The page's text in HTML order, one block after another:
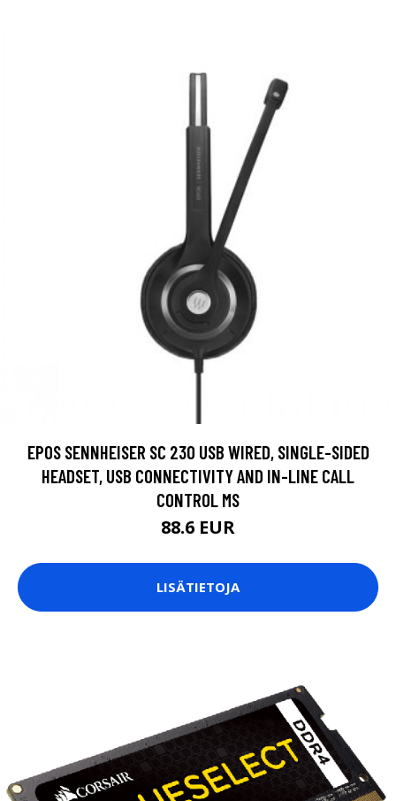
EPOS SENNHEISER SC 230 USB WIRED, SINGLE-SIDED
HEADSET, USB CONNECTIVITY AND IN-LINE CALL
CONTROL MS
88.6 EUR
LISÄTIETOJA